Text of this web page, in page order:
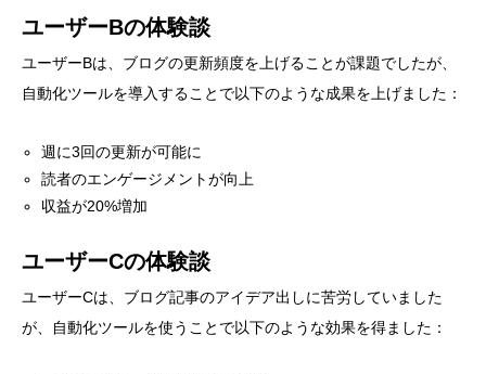
ユーザーBの体験談
ユーザーBは、ブログの更新頻度を上げることが課題でしたが、
自動化ツールを導入することで以下のような成果を上げました：
週に3回の更新が可能に
読者のエンゲージメントが向上
収益が20%増加
ユーザーCの体験談
ユーザーCは、ブログ記事のアイデア出しに苦労していました
が、自動化ツールを使うことで以下のような効果を得ました：